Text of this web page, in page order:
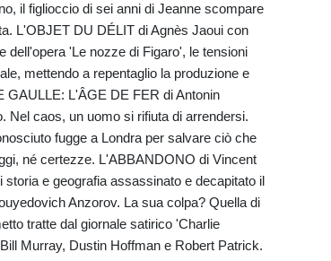
il figlioccio di sei anni di Jeanne scompare
L'OBJET DU DÉLIT di Agnès Jaoui con
dell'opera 'Le nozze di Figaro', le tensioni
mettendo a repentaglio la produzione e
GAULLE: L'ÂGE DE FER di Antonin
Nel caos, un uomo si rifiuta di arrendersi.
fugge a Londra per salvare ciò che
né certezze. L'ABBANDONO di Vincent
e geografia assassinato e decapitato il
Anzorov. La sua colpa? Quella di
tratte dal giornale satirico 'Charlie
Murray, Dustin Hoffman e Robert Patrick.